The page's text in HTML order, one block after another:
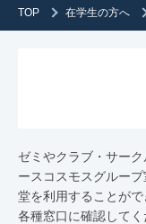
TOP 在学生の方へ
ゼミやクラブ・サー
ースコスモスグルー
堂を利用することがで
各種窓口に確認して